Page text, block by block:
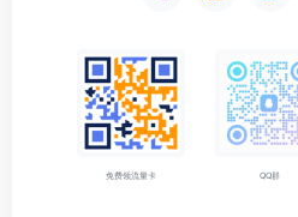
免费领流量卡 QQ群